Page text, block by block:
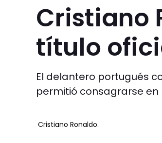
Cristiano
título
El delantero portugués
permitió consagrarse en
Cristiano Ronaldo.